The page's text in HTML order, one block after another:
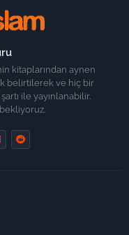
kitaplarından aynen
belirtilerek ve hiç bir
ile yayınlanabilir.
bekliyoruz.